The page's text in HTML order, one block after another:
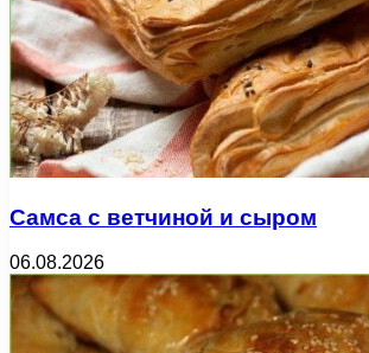
Самса с ветчиной и сыром
06.08.2026